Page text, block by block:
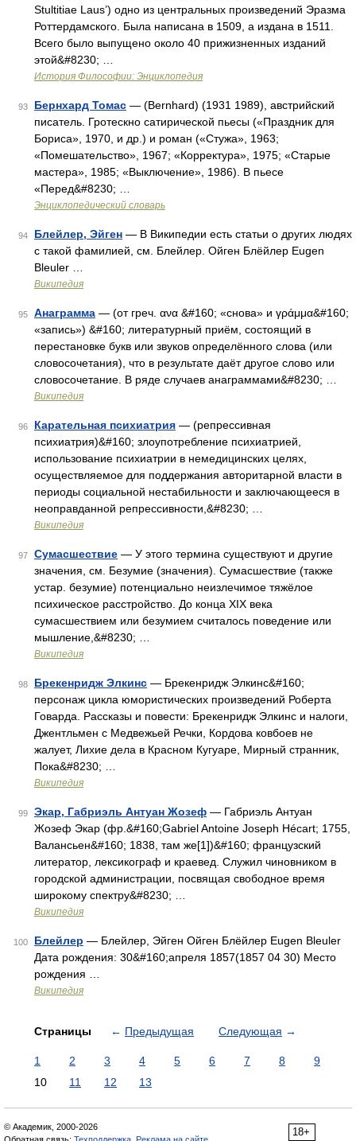
Stultitiae Laus’) одно из центральных произведений Эразма
Роттердамского. Была написана в 1509, а издана в 1511.
Всего было выпущено около 40 прижизненных изданий
этой&#8230; …
История Философии: Энциклопедия
93 Бернхард Томас — (Bernhard) (1931 1989), австрийский
писатель. Гротескно сатирической пьесы («Праздник для
Бориса», 1970, и др.) и роман («Стужа», 1963;
«Помешательство», 1967; «Корректура», 1975; «Старые
мастера», 1985; «Выключение», 1986). В пьесе
«Перед&#8230; …
Энциклопедический словарь
94 Блейлер, Эйген — В Википедии есть статьи о других людях
с такой фамилией, см. Блейлер. Ойген Блёйлер Eugen
Bleuler …
Википедия
95 Анаграмма — (от греч. ανα &#160; «снова» и γράμμα&#160;
«запись») &#160; литературный приём, состоящий в
перестановке букв или звуков определённого слова (или
словосочетания), что в результате даёт другое слово или
словосочетание. В ряде случаев анаграммами&#8230; …
Википедия
96 Карательная психиатрия — (репрессивная
психиатрия)&#160; злоупотребление психиатрией,
использование психиатрии в немедицинских целях,
осуществляемое для поддержания авторитарной власти в
периоды социальной нестабильности и заключающееся в
неоправданной репрессивности,&#8230; …
Википедия
97 Сумасшествие — У этого термина существуют и другие
значения, см. Безумие (значения). Сумасшествие (также
устар. безумие) потенциально неизлечимое тяжёлое
психическое расстройство. До конца XIX века
сумасшествием или безумием считалось поведение или
мышление,&#8230; …
Википедия
98 Брекенридж Элкинс — Брекенридж Элкинс&#160;
персонаж цикла юмористических произведений Роберта
Говарда. Рассказы и повести: Брекенридж Элкинс и налоги,
Джентльмен с Медвежьей Речки, Кордова ковбоев не
жалует, Лихие дела в Красном Кугуаре, Мирный странник,
Пока&#8230; …
Википедия
99 Экар, Габриэль Антуан Жозеф — Габриэль Антуан
Жозеф Экар (фр.&#160;Gabriel Antoine Joseph Hécart; 1755,
Валансьен&#160; 1838, там же[1])&#160; французский
литератор, лексикограф и краевед. Служил чиновником в
городской администрации, посвящая свободное время
широкому спектру&#8230; …
Википедия
100 Блейлер — Блейлер, Эйген Ойген Блёйлер Eugen Bleuler
Дата рождения: 30&#160;апреля 1857(1857 04 30) Место
рождения …
Википедия
Страницы ← Предыдущая Следующая →
1 2 3 4 5 6 7 8
9
10
11 12 13
18+
© Академик, 2000-2026